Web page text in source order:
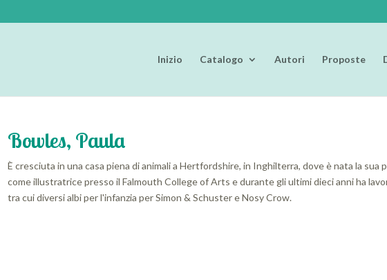
Inizio Catalogo Autori Proposte
Bowles, Paula
È cresciuta in una casa piena di animali a Hertfordshire, in Inghilterra, dove è nata la sua
come illustratrice presso il Falmouth College of Arts e durante gli ultimi dieci anni ha
tra cui diversi albi per l'infanzia per Simon & Schuster e Nosy Crow.